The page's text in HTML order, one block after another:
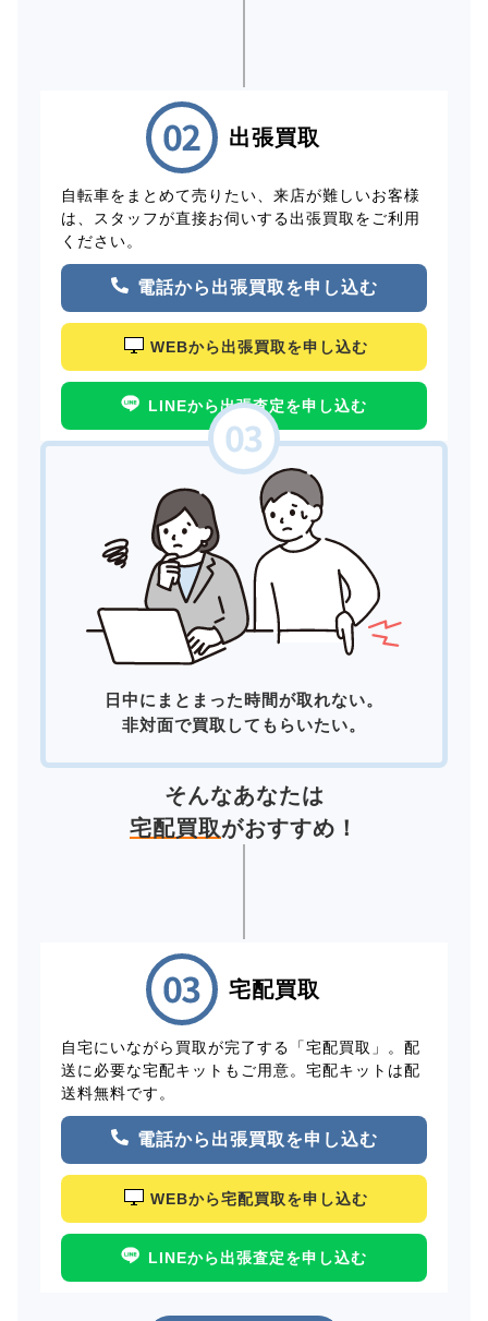
出張買取
自転車をまとめて売りたい、来店が難しいお客様
は、スタッフが直接お伺いする出張買取をご利用
ください。
電話から出張買取を申し込む
WEBから出張買取を申し込む
LINEから出張査定を申し込む
日中にまとまった時間が取れない。
非対面で買取してもらいたい。
そんなあなたは
宅配買取がおすすめ！
宅配買取
自宅にいながら買取が完了する「宅配買取」。配
送に必要な宅配キットもご用意。宅配キットは配
送料無料です。
電話から出張買取を申し込む
WEBから宅配買取を申し込む
LINEから出張査定を申し込む